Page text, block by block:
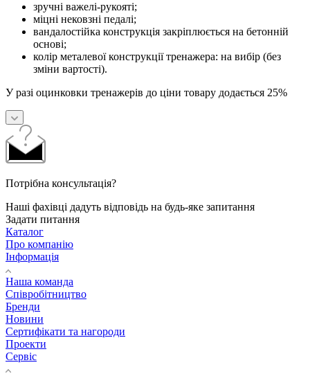
зручні важелі-рукояті;
міцні нековзні педалі;
вандалостійка конструкція закріплюється на бетонній
основі;
колір металевої конструкції тренажера: на вибір (без
зміни вартості).
У разі оцинковки тренажерів до ціни товару додається 25%
Потрібна консультація?
Наші фахівці дадуть відповідь на будь-яке запитання
Задати питання
Каталог
Про компанію
Інформація
Наша команда
Співробітництво
Бренди
Новини
Сертифікати та нагороди
Проекти
Сервіс